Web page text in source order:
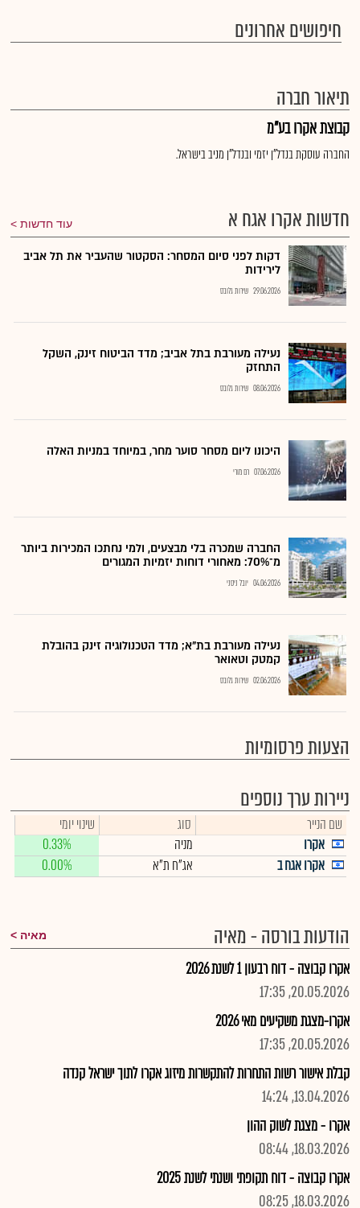
חיפושים אחרונים
תיאור חברה
קבוצת אקרו בע"מ
החברה עוסקת בנדל"ן יזמי ובנדל"ן מניב בישראל.
חדשות אקרו אגח א עוד חדשות
דקות לפני סיום המסחר: הסקטור שהעביר את תל אביב
לירידות
29.06.2026 שירות גלובס
נעילה מעורבת בתל אביב; מדד הביטוח זינק, השקל
התחזק
08.06.2026 שירות גלובס
היכונו ליום מסחר סוער מחר, במיוחד במניות האלה
07.06.2026 רם מורי
החברה שמכרה בלי מבצעים, ולמי נחתכו המכירות ביותר
מ־70%: מאחורי דוחות יזמיות המגורים
04.06.2026 יובל ניסני
נעילה מעורבת בת"א; מדד הטכנולוגיה זינק בהובלת
קמטק וטאואר
02.06.2026 שירות גלובס
הצעות פרסומיות
ניירות ערך נוספים
שם הנייר סוג
שינוי יומי
אקרו
מניה
0.33%
אקרו אגח ב
אג"ח ת"א 0.00%
הודעות בורסה - מאיה מאיה
אקרו קבוצה - דוח רבעון 1 לשנת 2026
20.05.2026, 17:35
אקרו-מצגת משקיעים מאי 2026
20.05.2026, 17:35
קבלת אישור רשות התחרות להתקשרות מיזוג אקרו לתוך ישראל קנדה
13.04.2026, 14:24
אקרו - מצגת לשוק ההון
18.03.2026, 08:44
אקרו קבוצה - דוח תקופתי ושנתי לשנת 2025
18.03.2026, 08:25